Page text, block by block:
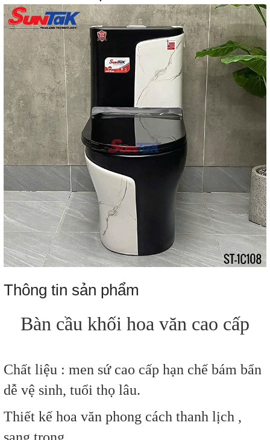
Thông tin sản phẩm
Bàn cầu khối hoa văn cao cấp
Chất liệu : men sứ cao cấp hạn chế bám bẩn
dễ vệ sinh, tuổi thọ lâu.
Thiết kế hoa văn phong cách thanh lịch ,